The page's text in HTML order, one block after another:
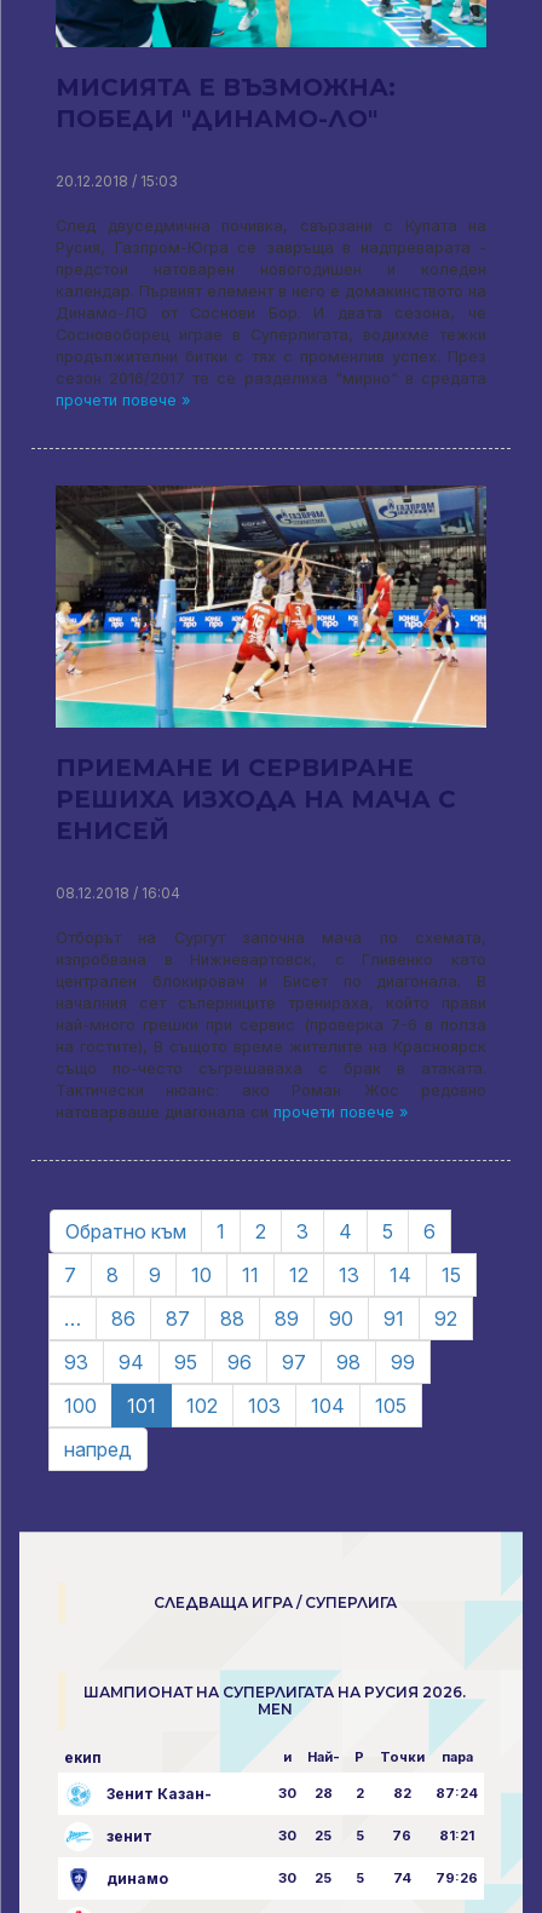
МИСИЯТА Е ВЪЗМОЖНА:
ПОБЕДИ "ДИНАМО-ЛО"
20.12.2018 / 15:03
След двуседмична почивка, свързани с Купата на
Русия, Газпром-Югра се завръща в надпреварата -
предстои натоварен новогодишен и коледен
календар. Първият елемент в него е домакинството на
Динамо-ЛО от Соснови Бор. И двата сезона, че
Сосновоборец играе в Суперлигата, водихме тежки
продължителни битки с тях с променлив успех. През
сезон 2016/2017 те се разделиха "мирно" в средата
прочети повече »
ПРИЕМАНЕ И СЕРВИРАНЕ
РЕШИХА ИЗХОДА НА МАЧА С
ЕНИСЕЙ
08.12.2018 / 16:04
Отборът на Сургут започна мача по схемата,
изпробвана в Нижневартовск, с Гливенко като
централен блокировач и Бисет по диагонала. В
началния сет съперниците тренираха, който прави
най-много грешки при сервис (проверка 7-6 в полза
на гостите), В същото време жителите на Красноярск
също по-често съгрешаваха с брак в атаката.
Тактически нюанс: ако Роман Жос редовно
натоварваше диагонала си прочети повече »
Обратно към 1 2 3 4 5
6
7
8 9 10 11 12 13 14
15
…
86 87 88 89 90 91
92
93
94 95 96 97 98
99
100
101 102 103 104
105
напред
СЛЕДВАЩА ИГРА / СУПЕРЛИГА
ШАМПИОНАТ НА СУПЕРЛИГАТА НА РУСИЯ 2026.
MEN
екип и Най- P Точки пара
Зенит Казан- 30 28 2 82 87:24
зенит 30 25 5 76 81:21
динамо 30 25 5 74 79:26